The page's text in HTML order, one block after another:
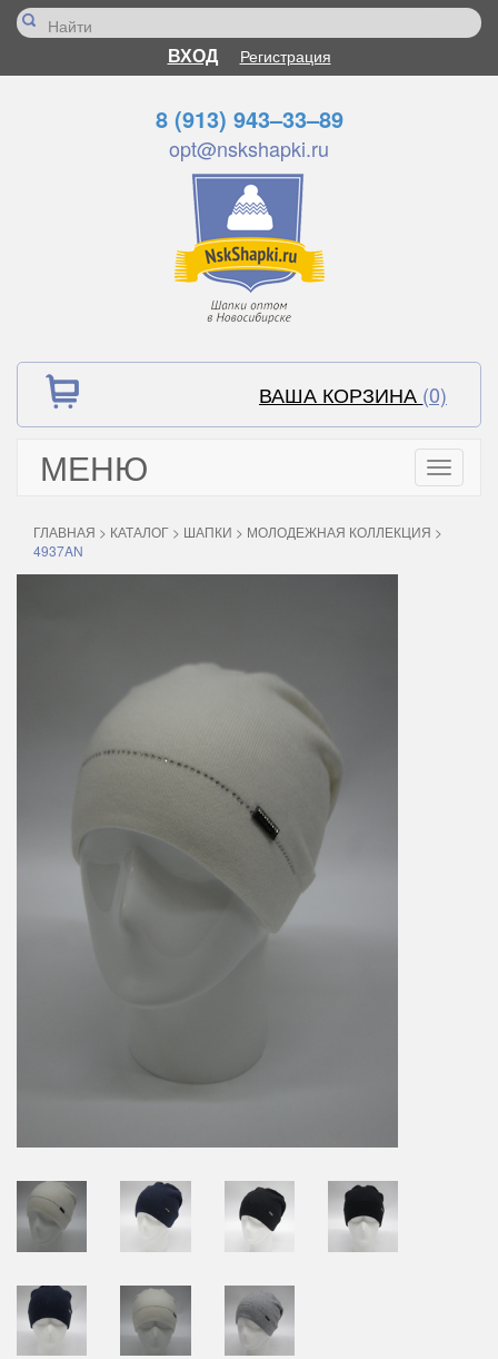
ВХОД Регистрация
8 (913) 943–33–89
opt@nskshapki.ru
ВАША КОРЗИНА (0)
МЕНЮ
Toggle
ГЛАВНАЯ > КАТАЛОГ > ШАПКИ > МОЛОДЕЖНАЯ КОЛЛЕКЦИЯ >
4937AN